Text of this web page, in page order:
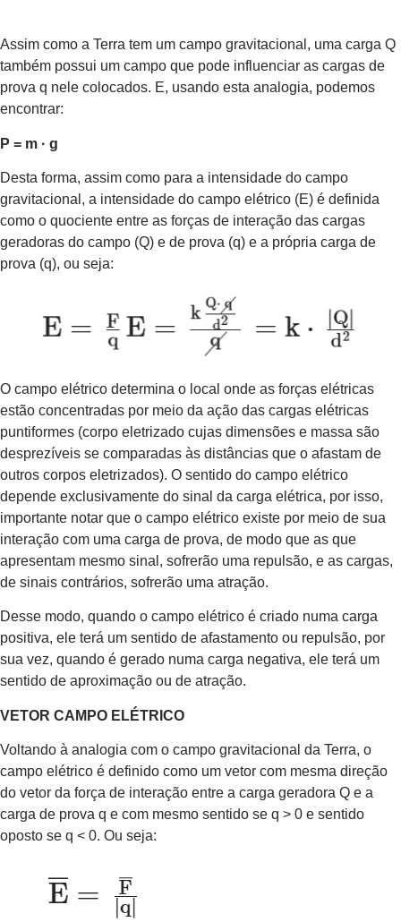
Assim como a Terra tem um campo gravitacional, uma carga Q
também possui um campo que pode influenciar as cargas de
prova q nele colocados. E, usando esta analogia, podemos
encontrar:
P = m · g
Desta forma, assim como para a intensidade do campo
gravitacional, a intensidade do campo elétrico (E) é definida
como o quociente entre as forças de interação das cargas
geradoras do campo (Q) e de prova (q) e a própria carga de
prova (q), ou seja:
O campo elétrico determina o local onde as forças elétricas
estão concentradas por meio da ação das cargas elétricas
puntiformes (corpo eletrizado cujas dimensões e massa são
desprezíveis se comparadas às distâncias que o afastam de
outros corpos eletrizados). O sentido do campo elétrico
depende exclusivamente do sinal da carga elétrica, por isso,
importante notar que o campo elétrico existe por meio de sua
interação com uma carga de prova, de modo que as que
apresentam mesmo sinal, sofrerão uma repulsão, e as cargas,
de sinais contrários, sofrerão uma atração.
Desse modo, quando o campo elétrico é criado numa carga
positiva, ele terá um sentido de afastamento ou repulsão, por
sua vez, quando é gerado numa carga negativa, ele terá um
sentido de aproximação ou de atração.
VETOR CAMPO ELÉTRICO
Voltando à analogia com o campo gravitacional da Terra, o
campo elétrico é definido como um vetor com mesma direção
do vetor da força de interação entre a carga geradora Q e a
carga de prova q e com mesmo sentido se q > 0 e sentido
oposto se q < 0. Ou seja: